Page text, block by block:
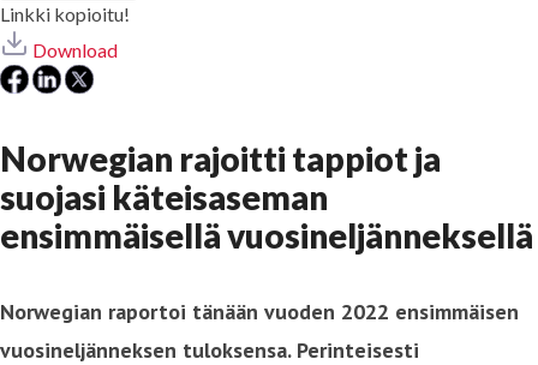
Linkki kopioitu!
Download
Norwegian rajoitti tappiot ja
suojasi käteisaseman
ensimmäisellä vuosineljänneksellä
Norwegian raportoi tänään vuoden 2022 ensimmäisen
vuosineljänneksen tuloksensa. Perinteisesti